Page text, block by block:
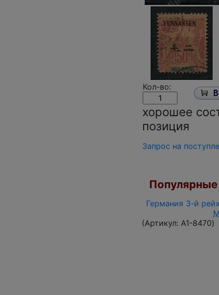
Кол-во:
хорошее
позиция
Запрос на
Германия 3-й
(Артикул: A1-8470)